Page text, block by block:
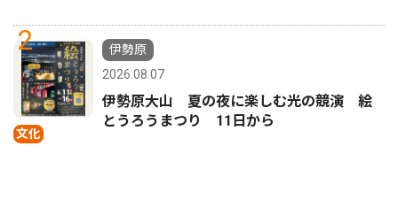
2
文化
伊勢原
2026.08.07
伊勢原大山 夏の夜に楽しむ光の競演 絵
とうろうまつり 11日から